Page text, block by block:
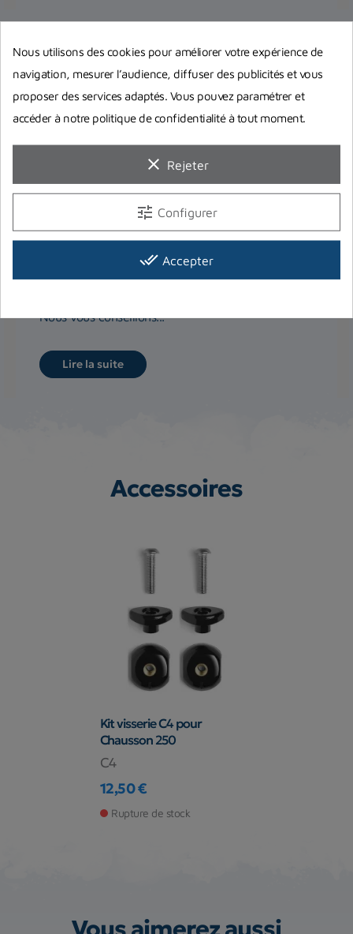
Quelles palmes de chasse sous-
marine choisir pour débuter ?
Choisir ses palmes de chasse sous marine ou
Nous vous conseillons...
Lire la suite
Accessoires
Kit visserie C4 pour
Chausson 250
C4
Prix
12,50 €
Rupture de stock
Nous utilisons des cookies pour améliorer votre expérience de
navigation, mesurer l’audience, diffuser des publicités et vous
proposer des services adaptés. Vous pouvez paramétrer et
accéder à notre politique de confidentialité à tout moment.
clear Rejeter
tune Configurer
done_all Accepter